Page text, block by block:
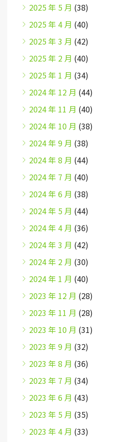
2025 年 5 月 (38)
2025 年 4 月 (40)
2025 年 3 月 (42)
2025 年 2 月 (40)
2025 年 1 月 (34)
2024 年 12 月 (44)
2024 年 11 月 (40)
2024 年 10 月 (38)
2024 年 9 月 (38)
2024 年 8 月 (44)
2024 年 7 月 (40)
2024 年 6 月 (38)
2024 年 5 月 (44)
2024 年 4 月 (36)
2024 年 3 月 (42)
2024 年 2 月 (30)
2024 年 1 月 (40)
2023 年 12 月 (28)
2023 年 11 月 (28)
2023 年 10 月 (31)
2023 年 9 月 (32)
2023 年 8 月 (36)
2023 年 7 月 (34)
2023 年 6 月 (43)
2023 年 5 月 (35)
2023 年 4 月 (33)